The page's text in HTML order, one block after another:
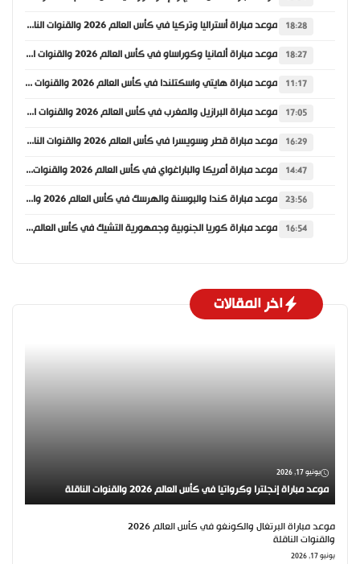
18:28 موعد مباراة أستراليا وتركيا في كأس العالم 2026 والقنوات الناقلة
18:27 موعد مباراة ألمانيا وكوراساو في كأس العالم 2026 والقنوات الناقلة
11:17 موعد مباراة هايتي واسكتلندا في كأس العالم 2026 والقنوات الناقلة
17:05 موعد مباراة البرازيل والمغرب في كأس العالم 2026 والقنوات الناقلة
16:29 موعد مباراة قطر وسويسرا في كأس العالم 2026 والقنوات الناقلة
14:47 موعد مباراة أمريكا والباراغواي في كأس العالم 2026 والقنوات الناقلة
23:56 موعد مباراة كندا والبوسنة والهرسك في كأس العالم 2026 والقنوات الناقلة
16:54 موعد مباراة كوريا الجنوبية وجمهورية التشيك في كأس العالم 2026 والقنوات الناقلة
اخر المقالات
يونيو 17, 2026
موعد مباراة إنجلترا وكرواتيا في كأس العالم 2026 والقنوات الناقلة
موعد مباراة البرتغال والكونغو في كأس العالم 2026
والقنوات الناقلة
يونيو 17, 2026